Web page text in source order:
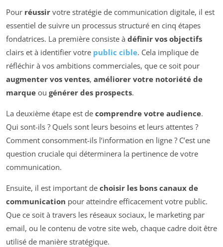
Pour réussir votre stratégie de communication digitale, il est
essentiel de suivre un processus structuré en cinq étapes
fondatrices. La première consiste à définir vos objectifs
clairs et à identifier votre public cible. Cela implique de
réfléchir à vos ambitions commerciales, que ce soit pour
augmenter vos ventes, améliorer votre notoriété de
marque ou générer des prospects.
La deuxième étape est de comprendre votre audience.
Qui sont-ils ? Quels sont leurs besoins et leurs attentes ?
Comment consomment-ils l’information en ligne ? C’est une
question cruciale qui déterminera la pertinence de votre
communication.
Ensuite, il est important de choisir les bons canaux de
communication pour atteindre efficacement votre public.
Que ce soit à travers les réseaux sociaux, le marketing par
email, ou le contenu de votre site web, chaque cadre doit être
utilisé de manière stratégique.